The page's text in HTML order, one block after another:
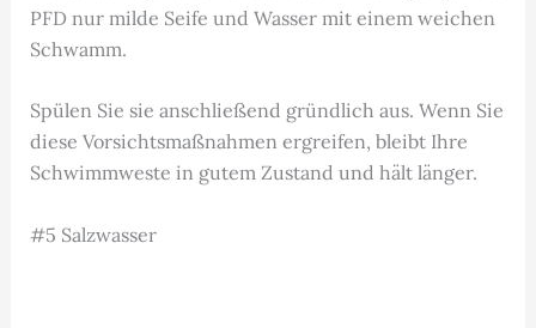
PFD nur milde Seife und Wasser mit einem weichen
Schwamm.
Spülen Sie sie anschließend gründlich aus. Wenn Sie
diese Vorsichtsmaßnahmen ergreifen, bleibt Ihre
Schwimmweste in gutem Zustand und hält länger.
#5 Salzwasser